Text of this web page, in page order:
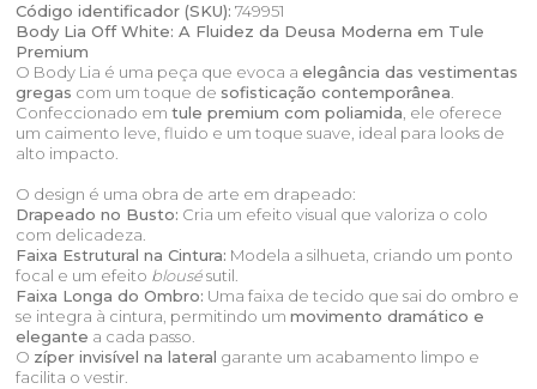
Código identificador (SKU): 749951
Body Lia Off White: A Fluidez da Deusa Moderna em Tule
Premium
O Body Lia é uma peça que evoca aelegância das vestimentas
gregas com um toque de sofisticação contemporânea.
Confeccionado emtule premium com poliamida, ele oferece
um caimento leve, fluido e um toque suave, ideal para looks de
alto impacto.
O design é uma obra de arte em drapeado:
Drapeado no Busto: Cria um efeito visual que valoriza o colo
com delicadeza.
Faixa Estrutural na Cintura: Modela a silhueta, criando um ponto
focal e um efeito blousésutil.
Faixa Longa do Ombro: Uma faixa de tecido que sai do ombro e
se integra à cintura, permitindo ummovimento dramático e
elegante a cada passo.
O zíper invisível na lateral garante um acabamento limpo e
facilita o vestir.